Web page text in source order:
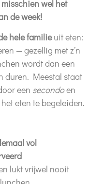
wel het
de week!
hele familieuit eten:
— gezellig met z’n
wordt dan een
duren. Meestal staat
een secondoen
eten te begeleiden.
vol
lukt vrijwel nooit